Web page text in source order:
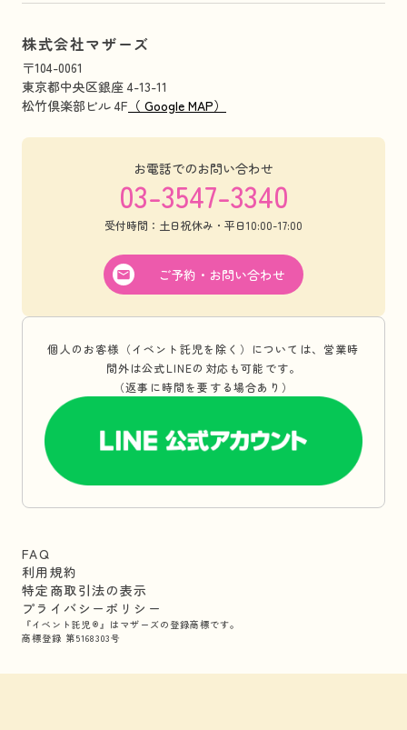
株式会社マザーズ
〒104-0061
東京都中央区銀座 4-13-11
松竹倶楽部ビル 4F （ Google MAP）
お電話でのお問い合わせ
03-3547-3340
受付時間：土日祝休み・平日10:00-17:00
ご予約・お問い合わせ
個人のお客様（イベント託児を除く）については、営業時
間外は公式LINEの対応も可能です。
（返事に時間を要する場合あり）
FAQ
利用規約
特定商取引法の表示
プライバシーポリシー
『イベント託児®』はマザーズの登録商標です。
商標登録 第5168303号